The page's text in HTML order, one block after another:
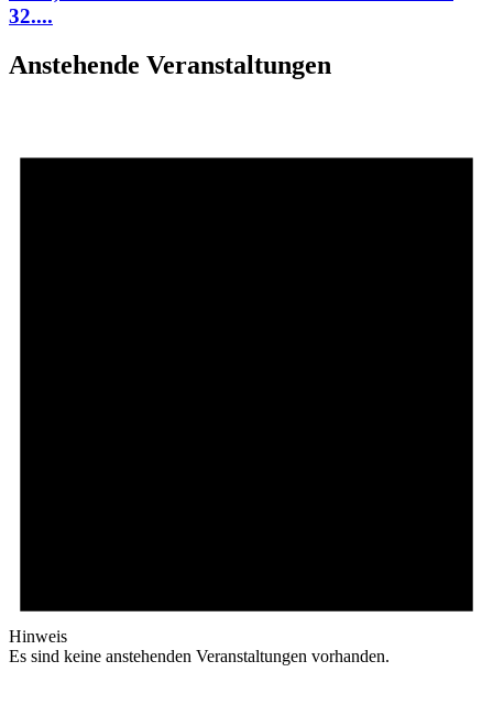
32....
Anstehende Veranstaltungen
Hinweis
Es sind keine anstehenden Veranstaltungen vorhanden.